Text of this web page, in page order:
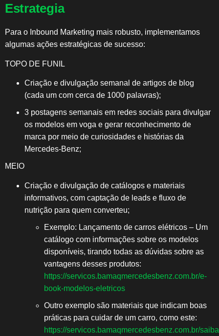
Estrategia
Para o Inbound Marketing mais robusto, implementamos
algumas ações estratégicas de sucesso:
TOPO DE FUNIL
Criação e divulgação semanal de artigos de blog
(cada um com cerca de 1000 palavras);
3 postagens semanais em redes sociais para divulgar
os modelos em voga e gerar reconhecimento de
marca por meio de curiosidades e histórias da
Mercedes-Benz;
MEIO
Criação e divulgação de catálogos e materiais
informativos, com captação de leads e fluxo de
nutrição para quem converteu;
Exemplo: Lançamento de carros elétricos – Um
catálogo com informações sobre os modelos
disponíveis, tirando todas as dúvidas sobre as
vantagens desses produtos:
https://servicos.bamaqmercedesbenz.com.br/e-
book-modelos-eletricos
Outro exemplo são materiais que indicam boas
práticas para cuidar de um carro, como este:
https://servicos.bamaqmercedesbenz.com.br/